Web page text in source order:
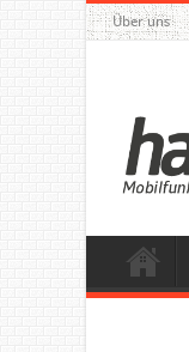
Über uns